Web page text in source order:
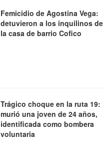
Femicidio de Agostina Vega:
detuvieron a los inquilinos de
la casa de barrio Cofico
Trágico choque en la ruta 19:
murió una joven de 24 años,
identificada como bombera
voluntaria